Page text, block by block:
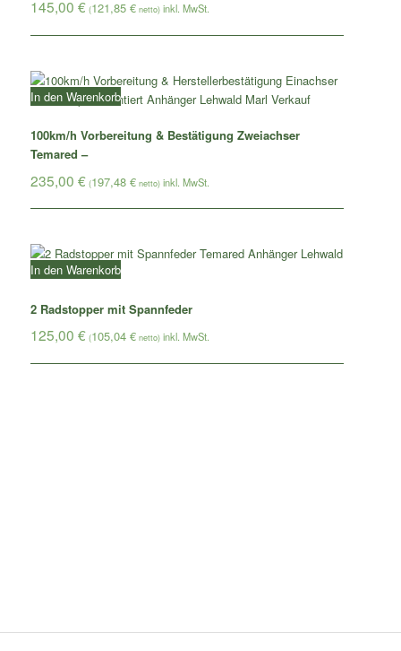
145,00€ (121,85€ netto)
100km/h Vorbereitung & Bestätigung Zweiachser
Temared –
235,00€ (197,48€ netto)
In den Warenkorb
2 Radstopper mit Spannfeder
125,00€ (105,04€ netto)
In den Warenkorb